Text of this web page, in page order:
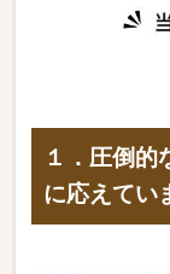
１．圧倒的
に応えてい